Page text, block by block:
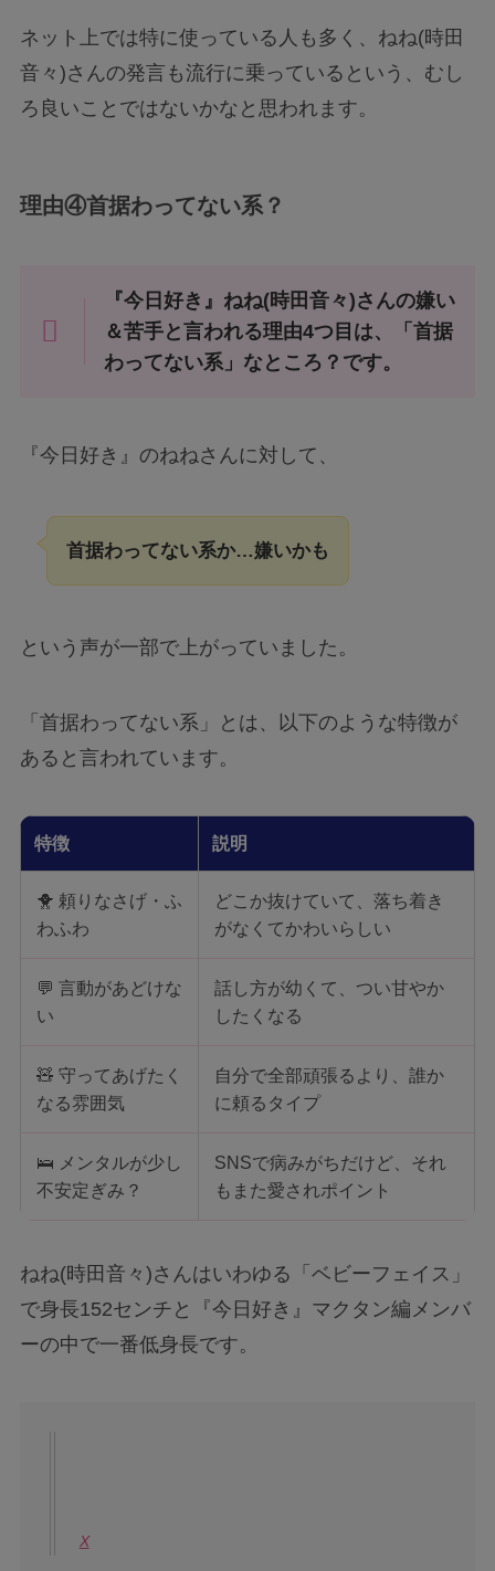
ネット上では特に使っている人も多く、ねね(時田
音々)さんの発言も流行に乗っているという、むし
ろ良いことではないかなと思われます。
理由④首据わってない系？
『今日好き』ねね(時田音々)さんの嫌い
＆苦手と言われる理由4つ目は、「首据
わってない系」なところ？です。
『今日好き』のねねさんに対して、
首据わってない系か…嫌いかも
という声が一部で上がっていました。
「首据わってない系」とは、以下のような特徴が
あると言われています。
特徴 説明
🐥 頼りなさげ・ふ
わふわ
どこか抜けていて、落ち着き
がなくてかわいらしい
💬 言動があどけな
い
話し方が幼くて、つい甘やか
したくなる
🧸 守ってあげたく
なる雰囲気
自分で全部頑張るより、誰か
に頼るタイプ
🛌 メンタルが少し
不安定ぎみ？
SNSで病みがちだけど、それ
もまた愛されポイント
ねね(時田音々)さんはいわゆる「ベビーフェイス」
で身長152センチと『今日好き』マクタン編メンバ
ーの中で一番低身長です。
X